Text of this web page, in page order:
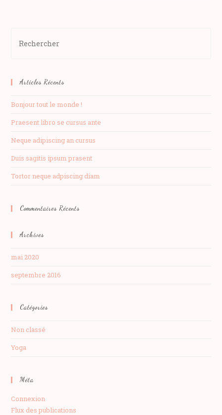
Articles Récents
Bonjour tout le monde !
Praesent libro se cursus ante
Neque adipiscing an cursus
Duis sagitis ipsum prasent
Tortor neque adpiscing diam
Commentaires Récents
Archives
mai 2020
septembre 2016
Catégories
Non classé
Yoga
Méta
Connexion
Flux des publications